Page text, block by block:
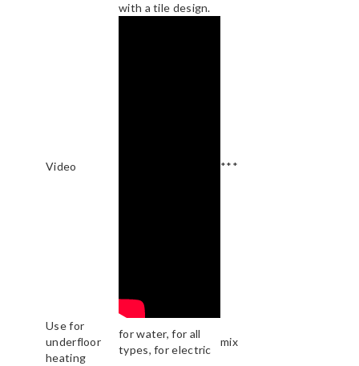
with a tile design.
Video ***
Use for
underfloor
heating
for water, for all
types, for electric
mix